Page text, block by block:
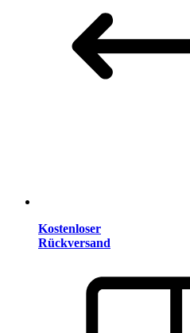
Kostenloser
Rückversand